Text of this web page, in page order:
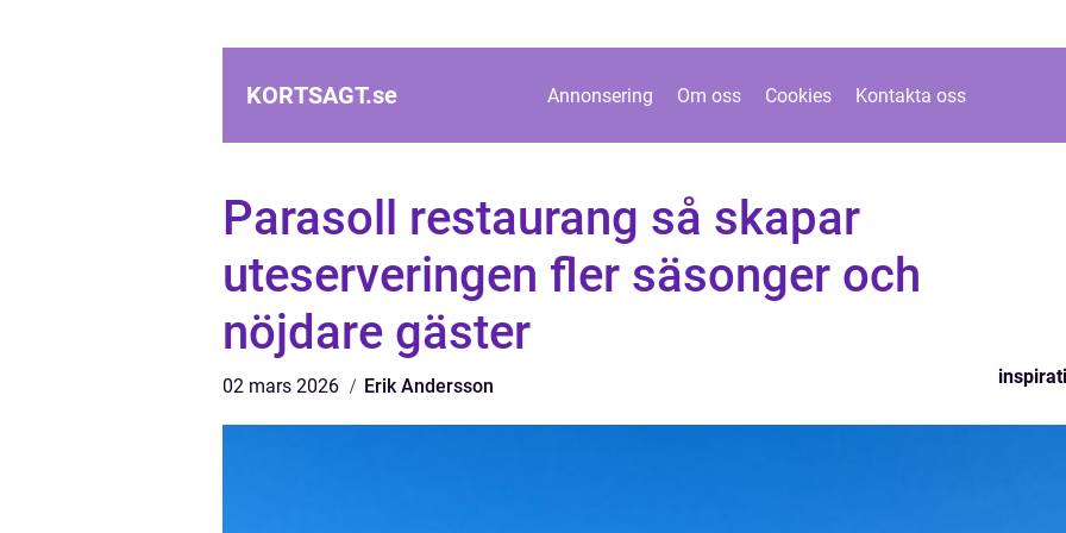
KORTSAGT.se Annonsering Om oss Cookies Kontakta oss
Parasoll restaurang så skapar
uteserveringen fler säsonger och
nöjdare gäster
02 mars 2026 Erik Andersson